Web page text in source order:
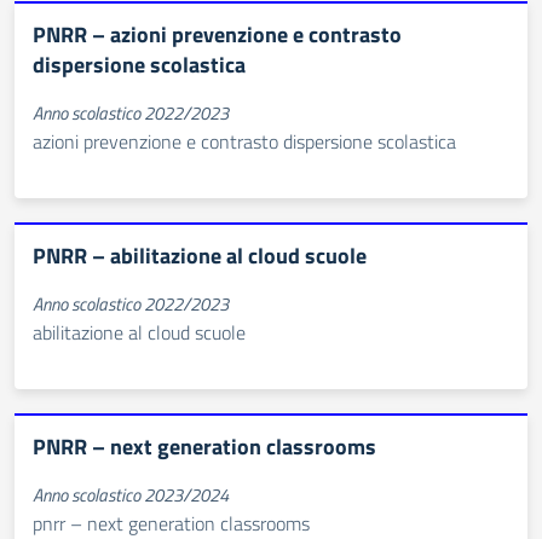
PNRR – azioni prevenzione e contrasto
dispersione scolastica
Anno scolastico 2022/2023
azioni prevenzione e contrasto dispersione scolastica
PNRR – abilitazione al cloud scuole
Anno scolastico 2022/2023
abilitazione al cloud scuole
PNRR – next generation classrooms
Anno scolastico 2023/2024
pnrr – next generation classrooms